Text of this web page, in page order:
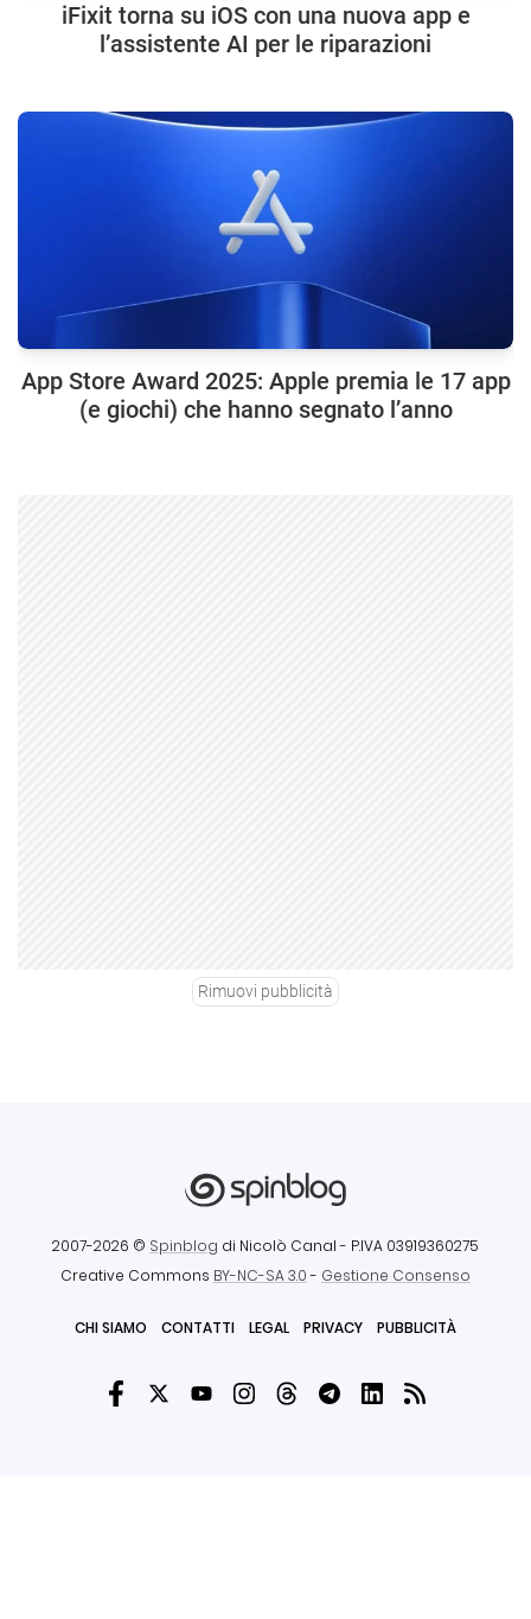
iFixit torna su iOS con una nuova app e
l’assistente AI per le riparazioni
App Store Award 2025: Apple premia le 17 app
(e giochi) che hanno segnato l’anno
Rimuovi pubblicità
2007-2026 © Spinblog di Nicolò Canal - P.IVA 03919360275
Creative Commons BY-NC-SA 3.0- Gestione Consenso
CHI SIAMO CONTATTI LEGAL PRIVACY PUBBLICITÀ